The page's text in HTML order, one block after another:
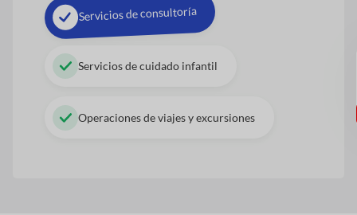
Servicios de consultoría
Servicios de cuidado infantil
Operaciones de viajes y excursiones